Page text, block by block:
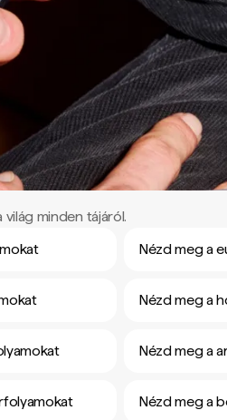
minden tájáról.
Nézd meg a
Nézd meg a
Nézd meg a
Nézd meg a